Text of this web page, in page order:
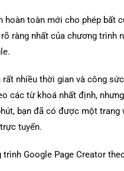
toàn mới cho phép bất
ràng nhất của chương trình
nhiều thời gian và công
các từ khoá nhất định,
bạn đã có được một
tuyến.
Google Page Creator